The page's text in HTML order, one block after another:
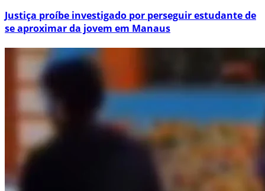
Justiça proíbe investigado por perseguir estudante de
se aproximar da jovem em Manaus